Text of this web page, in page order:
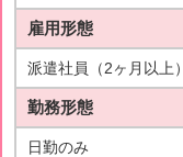
雇用形態
派遣社員（2ヶ月以上）
勤務形態
日勤のみ